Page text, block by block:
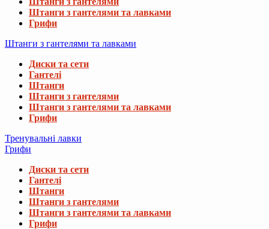
Штанги з гантелями та лавками
Грифи
Штанги з гантелями та лавками
Диски та сети
Гантелі
Штанги
Штанги з гантелями
Штанги з гантелями та лавками
Грифи
Тренувальні лавки
Грифи
Диски та сети
Гантелі
Штанги
Штанги з гантелями
Штанги з гантелями та лавками
Грифи